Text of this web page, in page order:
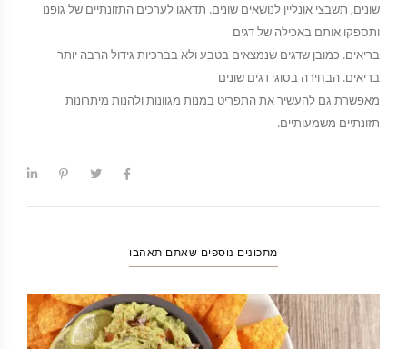
שונים, תשבצי אונליין לנושאים שונים. תדאגו לערכים התזונתיים של גופנו
ותספקו אותם באכילה של דגים
בריאים. כמובן שדגים שנמצאים בטבע ולא בברכיות גידול הרבה יותר
בריאים. הבחירה בסוגי דגים שונים
מאפשרת גם להעשיר את התפריט במנות מגוונות ולהנות מיתרונות
תזונתיים משמעותיים.
מתכונים נוספים שאתם תאהבו